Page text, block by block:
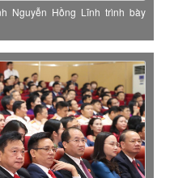
Nguyễn Hồng Lĩnh trình bày